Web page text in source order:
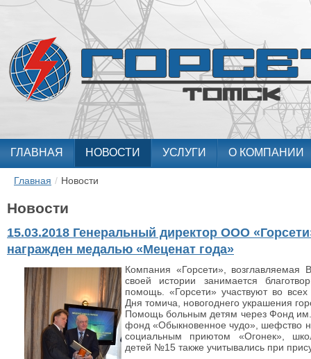
ГЛАВНАЯ НОВОСТИ УСЛУГИ О КОМПАНИИ
Главная / Новости
Новости
15.03.2018 Генеральный директор ООО
награжден медалью «Меценат года»
Компания «Горсети»,
своей истории занимается
помощь. «Горсети» участвуют во
Дня томича, новогоднего украшения
Помощь больным детям через Фонд
фонд «Обыкновенное чудо», шефство
социальным приютом «Огонек»,
детей №15 также учитывались при